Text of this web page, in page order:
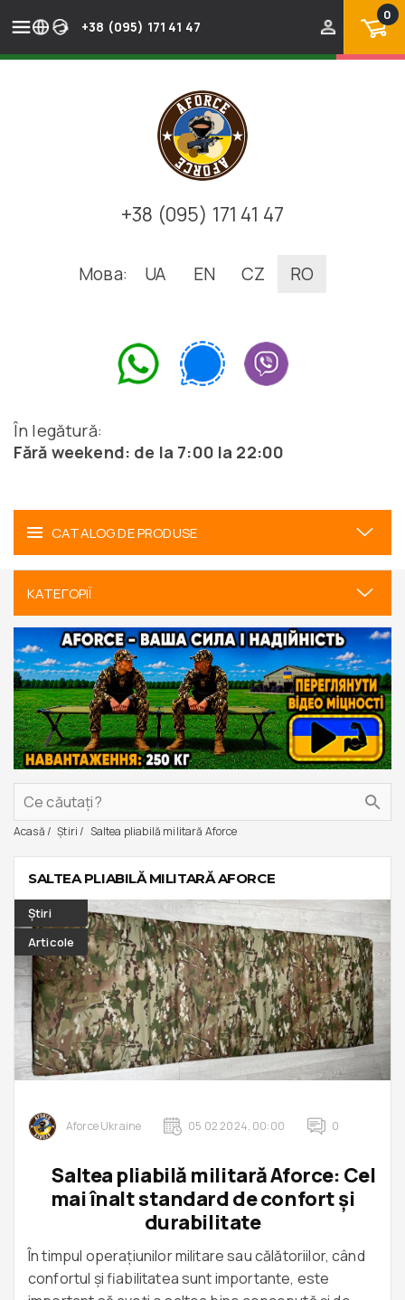
+38 (095) 171 41 47
0
+38 (095) 171 41 47
Мова: UA EN CZ RO
În legătură:
Fără weekend: de la 7:00 la 22:00
CATALOG DE PRODUSE
КАТЕГОРІЇ
Acasă Ştiri Saltea pliabilă militară Aforce
SALTEA PLIABILĂ MILITARĂ AFORCE
Ştiri
Articole
Aforce Ukraine 05 02 2024, 00:00 0
Saltea pliabilă militară Aforce: Cel
mai înalt standard de confort și
durabilitate
În timpul operațiunilor militare sau călătoriilor, când
confortul și fiabilitatea sunt importante, este